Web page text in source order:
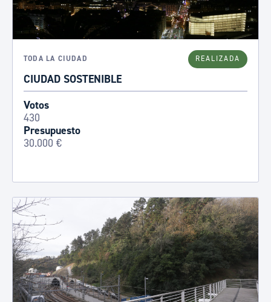
TODA LA CIUDAD REALIZADA
CIUDAD SOSTENIBLE
Votos
430
Presupuesto
30.000 €